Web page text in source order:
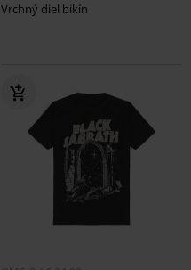
Vrchný diel bikín